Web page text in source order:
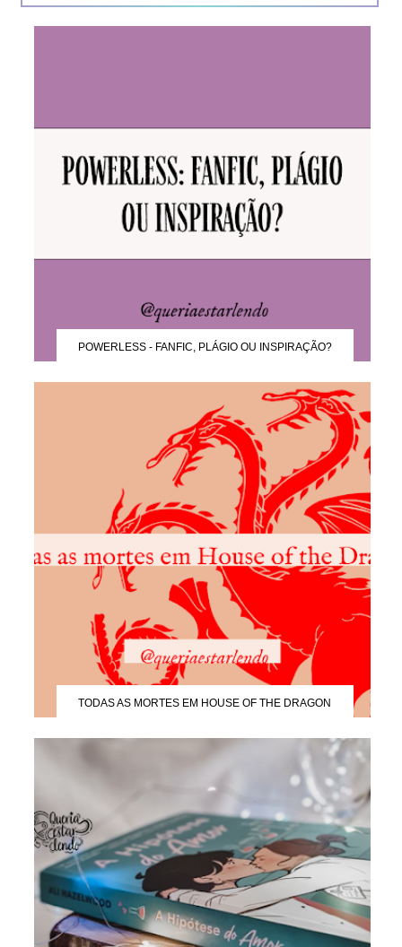
POWERLESS - FANFIC, PLÁGIO OU INSPIRAÇÃO?
TODAS AS MORTES EM HOUSE OF THE DRAGON